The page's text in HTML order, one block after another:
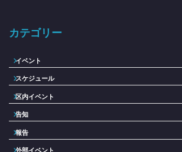
カテゴリー
イベント
スケジュール
区内イベント
告知
報告